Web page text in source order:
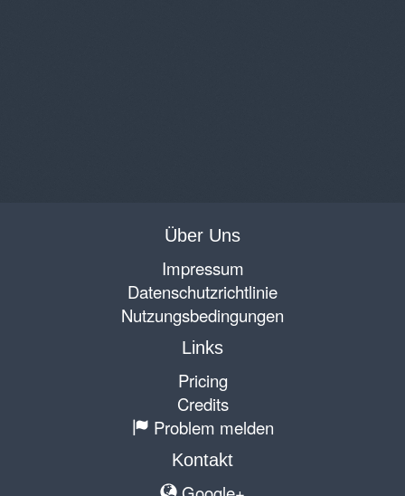
Über Uns
Impressum
Datenschutzrichtlinie
Nutzungsbedingungen
Links
Pricing
Credits
Problem melden
Kontakt